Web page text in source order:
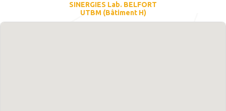
SINERGIES Lab. BELFORT
UTBM (Bâtiment H)